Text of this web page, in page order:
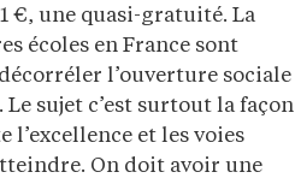
€, une quasi-gratuité. La
écoles en France sont
l’ouverture sociale
Le sujet c’est surtout la façon
l’excellence et les voies
On doit avoir une